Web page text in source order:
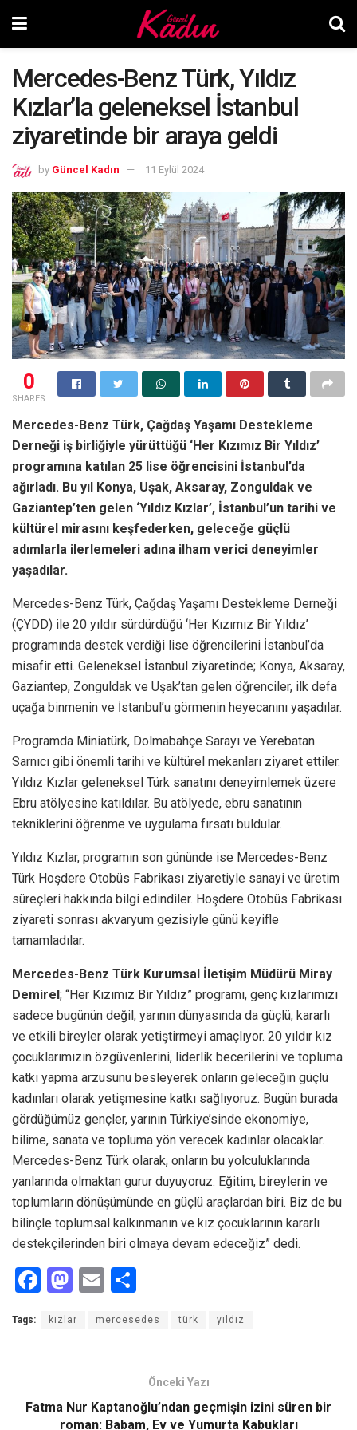
Mercedes-Benz Türk, Yıldız
Kızlar’la geleneksel İstanbul
ziyaretinde bir araya geldi
by Güncel Kadın 11 Eylül 2024
0
SHARES
Mercedes-Benz Türk, Çağdaş Yaşamı Destekleme
Derneği iş birliğiyle yürüttüğü ‘Her Kızımız Bir Yıldız’
programına katılan 25 lise öğrencisini İstanbul’da
ağırladı. Bu yıl Konya, Uşak, Aksaray, Zonguldak ve
Gaziantep’ten gelen ‘Yıldız Kızlar’, İstanbul’un tarihi ve
kültürel mirasını keşfederken, geleceğe güçlü
adımlarla ilerlemeleri adına ilham verici deneyimler
yaşadılar.
Mercedes-Benz Türk, Çağdaş Yaşamı Destekleme Derneği
(ÇYDD) ile 20 yıldır sürdürdüğü ‘Her Kızımız Bir Yıldız’
programında destek verdiği lise öğrencilerini İstanbul’da
misafir etti. Geleneksel İstanbul ziyaretinde; Konya, Aksaray,
Gaziantep, Zonguldak ve Uşak’tan gelen öğrenciler, ilk defa
uçağa binmenin ve İstanbul’u görmenin heyecanını yaşadılar.
Programda Miniatürk, Dolmabahçe Sarayı ve Yerebatan
Sarnıcı gibi önemli tarihi ve kültürel mekanları ziyaret ettiler.
Yıldız Kızlar geleneksel Türk sanatını deneyimlemek üzere
Ebru atölyesine katıldılar. Bu atölyede, ebru sanatının
tekniklerini öğrenme ve uygulama fırsatı buldular.
Yıldız Kızlar, programın son gününde ise Mercedes-Benz
Türk Hoşdere Otobüs Fabrikası ziyaretiyle sanayi ve üretim
süreçleri hakkında bilgi edindiler. Hoşdere Otobüs Fabrikası
ziyareti sonrası akvaryum gezisiyle günü keyifle
tamamladılar.
Mercedes-Benz Türk Kurumsal İletişim Müdürü Miray
Demirel; “Her Kızımız Bir Yıldız” programı, genç kızlarımızı
sadece bugünün değil, yarının dünyasında da güçlü, kararlı
ve etkili bireyler olarak yetiştirmeyi amaçlıyor. 20 yıldır kız
çocuklarımızın özgüvenlerini, liderlik becerilerini ve topluma
katkı yapma arzusunu besleyerek onların geleceğin güçlü
kadınları olarak yetişmesine katkı sağlıyoruz. Bugün burada
gördüğümüz gençler, yarının Türkiye’sinde ekonomiye,
bilime, sanata ve topluma yön verecek kadınlar olacaklar.
Mercedes-Benz Türk olarak, onların bu yolculuklarında
yanlarında olmaktan gurur duyuyoruz. Eğitim, bireylerin ve
toplumların dönüşümünde en güçlü araçlardan biri. Biz de bu
bilinçle toplumsal kalkınmanın ve kız çocuklarının kararlı
destekçilerinden biri olmaya devam edeceğiz” dedi.
F
ce
o
M
st
o
E
ail ar
Tags: kızlar mercesedes türk yıldız
Önceki Yazı
Fatma Nur Kaptanoğlu’ndan geçmişin izini süren bir
roman: Babam, Ev ve Yumurta Kabukları